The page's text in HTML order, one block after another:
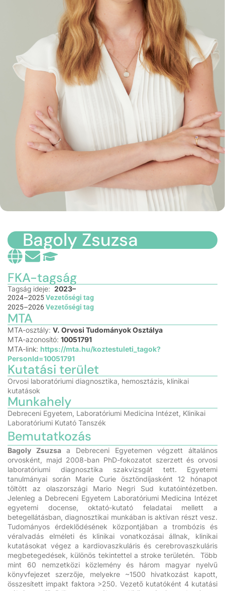
Bagoly Zsuzsa
FKA-tagság
Tagság ideje: 2023–
2024–2025Vezetőségi tag
2025–2026Vezetőségi tag
MTA
MTA-osztály: V. Orvosi Tudományok Osztálya
MTA-azonosító: 10051791
MTA-link: https://mta.hu/koztestuleti_tagok?
PersonId=10051791
Kutatási terület
Orvosi laboratóriumi diagnosztika, hemosztázis, klinikai
kutatások
Munkahely
Debreceni Egyetem, Laboratóriumi Medicina Intézet, Klinikai
Laboratóriumi Kutató Tanszék
Bemutatkozás
Bagoly Zsuzsa
a Debreceni Egyetemen végzett általános
orvosként, majd 2008-ban PhD-fokozatot szerzett és orvosi
laboratóriumi diagnosztika szakvizsgát tett. Egyetemi
tanulmányai során Marie Curie ösztöndíjasként 12 hónapot
töltött az olaszországi Mario Negri Sud kutatóintézetben.
Jelenleg a Debreceni Egyetem Laboratóriumi Medicina Intézet
egyetemi docense, oktató-kutató feladatai mellett a
betegellátásban, diagnosztikai munkában is aktívan részt vesz.
Tudományos érdeklődésének központjában a trombózis és
véralvadás elméleti és klinikai vonatkozásai állnak, klinikai
kutatásokat végez a kardiovaszkuláris és cerebrovaszkuláris
megbetegedések, különös tekintettel a stroke területén. Több
mint 60 nemzetközi közlemény és három magyar nyelvű
könyvfejezet szerzője, melyekre ~1500 hivatkozást kapott,
összesített impakt faktora >250. Vezető kutatóként 4 kutatási